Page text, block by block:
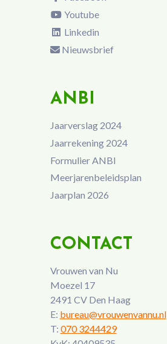
Youtube
Linkedin
Nieuwsbrief
ANBI
Jaarverslag 2024
Jaarrekening 2024
Formulier ANBI
Meerjarenbeleidsplan
Jaarplan 2026
CONTACT
Vrouwen van Nu
Moezel 17
2491 CV Den Haag
E: bureau@vrouwenvannu.nl
T: 070 3244429